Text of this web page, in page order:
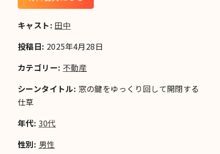
キャスト: 田中
投稿日: 2025年4月28日
カテゴリー: 不動産
シーンタイトル: 窓の鍵をゆっくり回して開閉する
仕草
年代: 30代
性別: 男性